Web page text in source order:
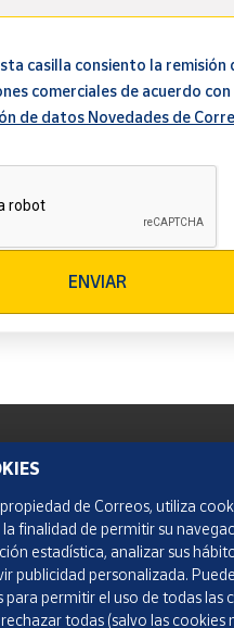
casilla consiento la remisión
comerciales de acuerdo con
de datos Novedades de
ENVIAR
de Correos, utiliza
finalidad de permitir su
estadística, analizar sus
publicidad personalizada.
para permitir el uso de todas las
todas (salvo las cookies